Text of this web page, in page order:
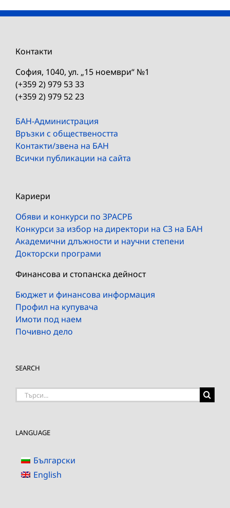
Контакти
София, 1040, ул. „15 ноември“ №1
(+359 2) 979 53 33
(+359 2) 979 52 23
БАН-Администрация
Връзки с обществеността
Контакти/звена на БАН
Всички публикации на сайта
Кариери
Обяви и конкурси по ЗРАСРБ
Конкурси за избор на директори на СЗ на БАН
Академични длъжности и научни степени
Докторски програми
Финансова и стопанска дейност
Бюджет и финансова информация
Профил на купувача
Имоти под наем
Почивно дело
SEARCH
Търсене
LANGUAGE
Български
English